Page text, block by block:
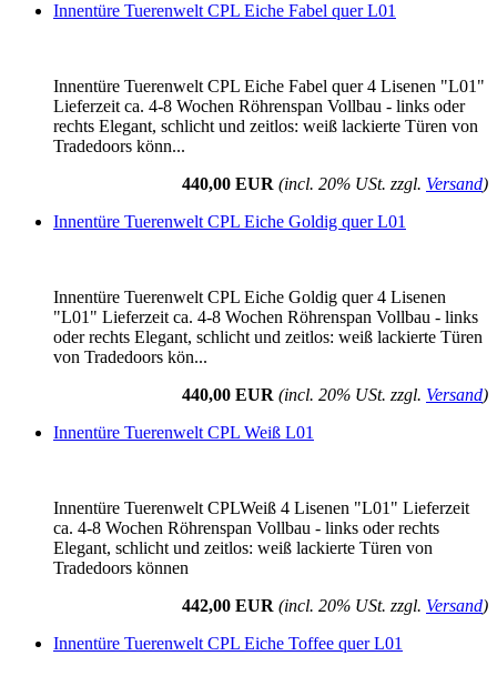
Innentüre Tuerenwelt CPL Eiche Fabel quer L01
Innentüre Tuerenwelt CPL Eiche Fabel quer 4 Lisenen "L01"
Lieferzeit ca. 4-8 Wochen Röhrenspan Vollbau - links oder
rechts Elegant, schlicht und zeitlos: weiß lackierte Türen von
Tradedoors könn...
440,00 EUR (incl. 20% USt. zzgl. Versand)
Innentüre Tuerenwelt CPL Eiche Goldig quer L01
Innentüre Tuerenwelt CPL Eiche Goldig quer 4 Lisenen
"L01" Lieferzeit ca. 4-8 Wochen Röhrenspan Vollbau - links
oder rechts Elegant, schlicht und zeitlos: weiß lackierte Türen
von Tradedoors kön...
440,00 EUR (incl. 20% USt. zzgl. Versand)
Innentüre Tuerenwelt CPL Weiß L01
Innentüre Tuerenwelt CPLWeiß 4 Lisenen "L01" Lieferzeit
ca. 4-8 Wochen Röhrenspan Vollbau - links oder rechts
Elegant, schlicht und zeitlos: weiß lackierte Türen von
Tradedoors können
442,00 EUR (incl. 20% USt. zzgl. Versand)
Innentüre Tuerenwelt CPL Eiche Toffee quer L01